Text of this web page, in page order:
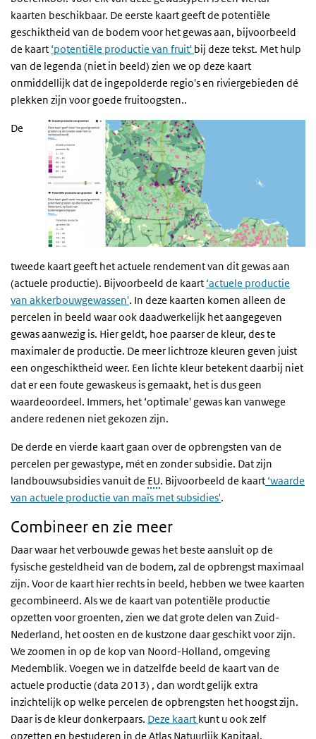
kaarten beschikbaar. De eerste kaart geeft de potentiële
geschiktheid van de bodem voor het gewas aan, bijvoorbeeld
de kaart ‘potentiële productie van fruit' bij deze tekst. Met hulp
van de legenda (niet in beeld) zien we op deze kaart
onmiddellijk dat de ingepolderde regio's en riviergebieden dé
plekken zijn voor goede fruitoogsten..
De
tweede kaart geeft het actuele rendement van dit gewas aan
(actuele productie). Bijvoorbeeld de kaart ‘actuele productie
van akkerbouwgewassen'. In deze kaarten komen alleen de
percelen in beeld waar ook daadwerkelijk het aangegeven
gewas aanwezig is. Hier geldt, hoe paarser de kleur, des te
maximaler de productie. De meer lichtroze kleuren geven juist
een ongeschiktheid weer. Een lichte kleur betekent daarbij niet
dat er een foute gewaskeus is gemaakt, het is dus geen
waardeoordeel. Immers, het ‘optimale' gewas kan vanwege
andere redenen niet gekozen zijn.
De derde en vierde kaart gaan over de opbrengsten van de
percelen per gewastype, mét en zonder subsidie. Dat zijn
landbouwsubsidies vanuit de EU. Bijvoorbeeld de kaart ‘waarde
van actuele productie van maïs met subsidies'.
Combineer en zie meer
Daar waar het verbouwde gewas het beste aansluit op de
fysische gesteldheid van de bodem, zal de opbrengst maximaal
zijn. Voor de kaart hier rechts in beeld, hebben we twee kaarten
gecombineerd. Als we de kaart van potentiële productie
opzetten voor groenten, zien we dat grote delen van Zuid-
Nederland, het oosten en de kustzone daar geschikt voor zijn.
We zoomen in op de kop van Noord-Holland, omgeving
Medemblik. Voegen we in datzelfde beeld de kaart van de
actuele productie (data 2013) , dan wordt gelijk extra
inzichtelijk op welke percelen de opbrengsten het hoogst zijn.
Daar is de kleur donkerpaars. Deze kaart kunt u ook zelf
opzetten en bestuderen in de Atlas Natuurlijk Kapitaal.